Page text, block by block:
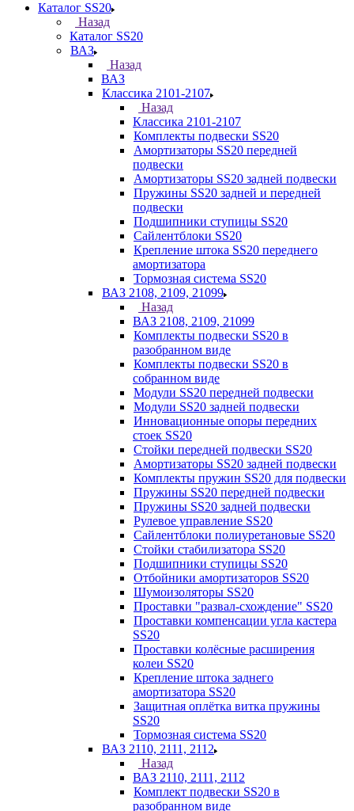
Каталог SS20
Назад
Каталог SS20
ВАЗ
Назад
ВАЗ
Классика 2101-2107
Назад
Классика 2101-2107
Комплекты подвески SS20
Амортизаторы SS20 передней
подвески
Амортизаторы SS20 задней подвески
Пружины SS20 задней и передней
подвески
Подшипники ступицы SS20
Сайлентблоки SS20
Крепление штока SS20 переднего
амортизатора
Тормозная система SS20
ВАЗ 2108, 2109, 21099
Назад
ВАЗ 2108, 2109, 21099
Комплекты подвески SS20 в
разобранном виде
Комплекты подвески SS20 в
собранном виде
Модули SS20 передней подвески
Модули SS20 задней подвески
Инновационные опоры передних
стоек SS20
Стойки передней подвески SS20
Амортизаторы SS20 задней подвески
Комплекты пружин SS20 для подвески
Пружины SS20 передней подвески
Пружины SS20 задней подвески
Рулевое управление SS20
Сайлентблоки полиуретановые SS20
Стойки стабилизатора SS20
Подшипники ступицы SS20
Отбойники амортизаторов SS20
Шумоизоляторы SS20
Проставки "развал-схождение" SS20
Проставки компенсации угла кастера
SS20
Проставки колёсные расширения
колеи SS20
Крепление штока заднего
амортизатора SS20
Защитная оплётка витка пружины
SS20
Тормозная система SS20
ВАЗ 2110, 2111, 2112
Назад
ВАЗ 2110, 2111, 2112
Комплект подвески SS20 в
разобранном виде